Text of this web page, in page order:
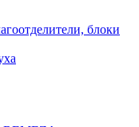
блоки